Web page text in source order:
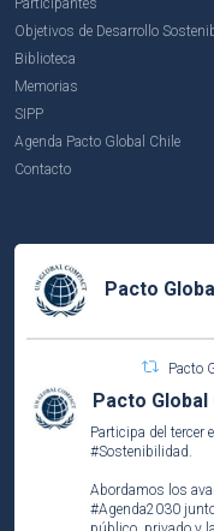
Objetivos de Desarrollo
Biblioteca
Memorias
SIPP
Agenda Pacto Global Chile
Contacto
Pacto
Pacto
Pacto Global
Participa del tercer
#Sostenibilidad
Abordamos los
#Agenda2030